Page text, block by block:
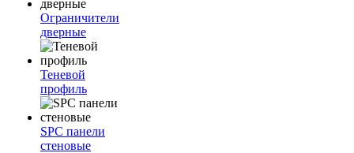
Ограничители
дверные
Теневой
профиль
SPC панели
стеновые